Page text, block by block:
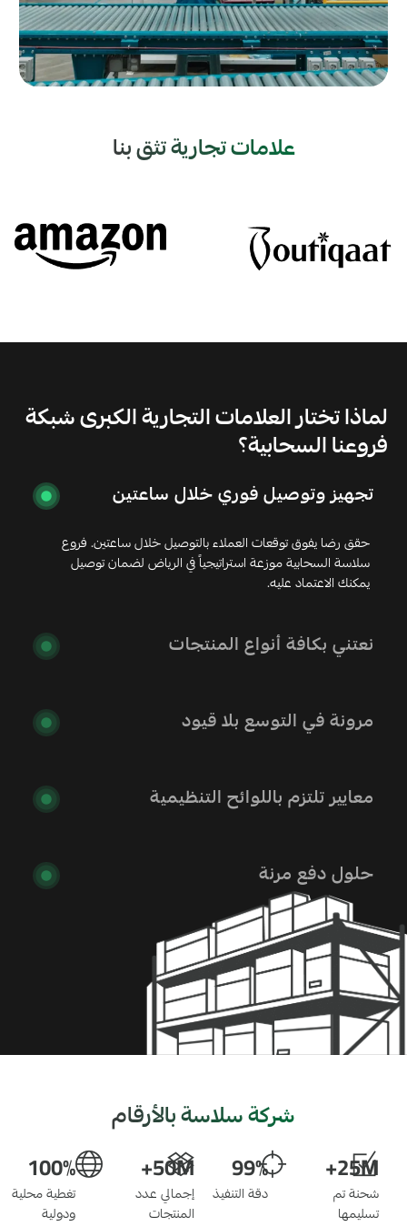
علامات تجارية تثق بنا
لماذا تختار العلامات التجارية الكبرى شبكة
فروعنا السحابية؟
تجهيز وتوصيل فوري خلال ساعتين
حقق رضا يفوق توقعات العملاء بالتوصيل خلال ساعتين. فروع
سلاسة السحابية موزعة استراتيجياً في الرياض لضمان توصيل
يمكنك الاعتماد عليه.
نعتني بكافة أنواع المنتجات
مرونة في التوسع بلا قيود
معايير تلتزم باللوائح التنظيمية
حلول دفع مرنة
شركة سلاسة بالأرقام
25M+
شحنة تم
تسليمها
99%
دقة التنفيذ
50M+
إجمالي عدد
المنتجات
100%
تغطية محلية
ودولية